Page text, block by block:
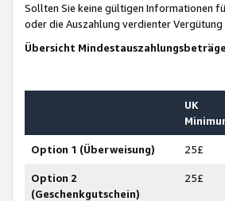
Sollten Sie keine gültigen Informationen
oder die Auszahlung verdienter
Übersicht Mindestauszahlungsbeträge
UK
Option 1 (Überweisung) 25£
Option 2
(Geschenkgutschein)
25£